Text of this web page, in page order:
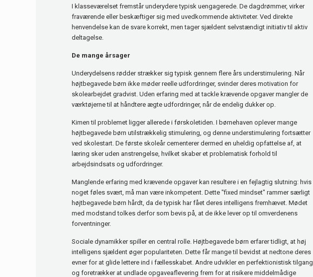
I klasseværelset fremstår underydere typisk uengagerede. De dagdrømmer, virker
fraværende eller beskæftiger sig med uvedkommende aktiviteter. Ved direkte
henvendelse kan de svare korrekt, men tager sjældent selvstændigt initiativ til aktiv
deltagelse.
De mange årsager
Underydelsens rødder strækker sig typisk gennem flere års understimulering. Når
højtbegavede børn ikke møder reelle udfordringer, svinder deres motivation for
skolearbejdet gradvist. Uden erfaring med at tackle krævende opgaver mangler de
værktøjerne til at håndtere ægte udfordringer, når de endelig dukker op.
Kimen til problemet ligger allerede i førskoletiden. I børnehaven oplever mange
højtbegavede børn utilstrækkelig stimulering, og denne understimulering fortsætter
ved skolestart. De første skoleår cementerer dermed en uheldig opfattelse af, at
læring sker uden anstrengelse, hvilket skaber et problematisk forhold til
arbejdsindsats og udfordringer.
Manglende erfaring med krævende opgaver kan resultere i en fejlagtig slutning: hvis
noget føles svært, må man være inkompetent. Dette "fixed mindset" rammer særligt
højtbegavede børn hårdt, da de typisk har fået deres intelligens fremhævet. Mødet
med modstand tolkes derfor som bevis på, at de ikke lever op til omverdenens
forventninger.
Sociale dynamikker spiller en central rolle. Højtbegavede børn erfarer tidligt, at høj
intelligens sjældent øger populariteten. Dette får mange til bevidst at nedtone deres
evner for at glide lettere ind i fællesskabet. Andre udvikler en perfektionistisk tilgang
og foretrækker at undlade opgaveaflevering frem for at risikere middelmådige